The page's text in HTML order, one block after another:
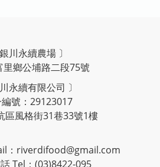
銀川永續農場 〕
里鄉公埔路二段75號
川永續有限公司 〕
號：29123017
區風格街31巷33號1樓
：riverdifood@gmail.com
Tel：(03)8422-095